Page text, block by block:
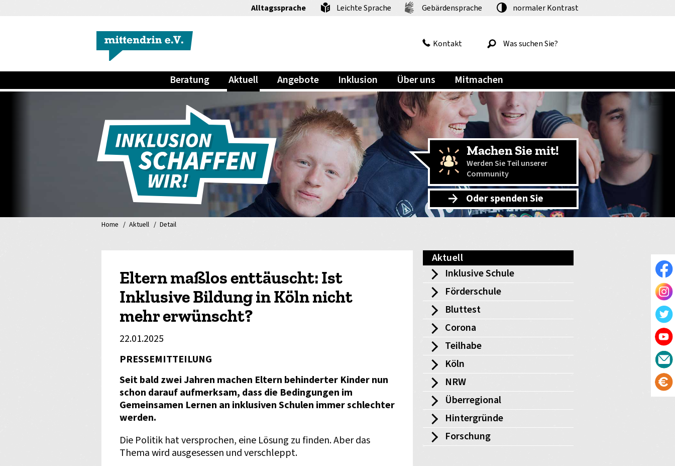
Alltagssprache Leichte Sprache Gebärdensprache normalerKontrast
Kontakt
Beratung Aktuell Angebote Inklusion Über uns Mitmachen
Machen Sie mit!
Werden Sie Teil unserer
Community
Oder spenden Sie
Home Aktuell Detail
Eltern maßlos enttäuscht: Ist
Inklusive Bildung in Köln nicht
mehr erwünscht?
22.01.2025
PRESSEMITTEILUNG
Seit bald zwei Jahren machen Eltern behinderter Kinder nun
schon darauf aufmerksam, dass die Bedingungen im
Gemeinsamen Lernen an inklusiven Schulen immer schlechter
werden.
Die Politik hat versprochen, eine Lösung zu finden. Aber das
Thema wird ausgesessen und verschleppt.
Aktuell
Inklusive Schule
Förderschule
Bluttest
Corona
Teilhabe
Köln
NRW
Überregional
Hintergründe
Forschung